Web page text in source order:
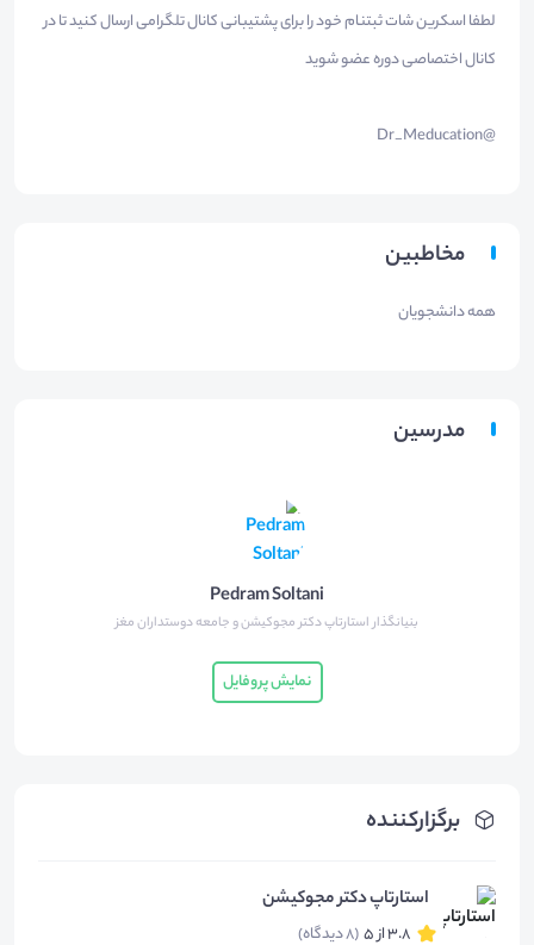
برگزارکننده
استارتاپ دکتر مجوکیشن
3.8 از 5 (8 دیدگاه)
لطفا اسکرین شات ثبتنام خود را برای پشتیبانی کانال تلگرامی ارسال کنید تا در
کانال اختصاصی دوره عضو شوید
@Dr_Meducation
مخاطبین
همه دانشجویان
مدرسین
Pedram Soltani
بنیانگذار استارتاپ دکتر مجوکیشن و جامعه دوستداران مغز
نمایش پروفایل